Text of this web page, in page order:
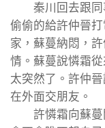
秦川回去跟同
偷偷的給許仲晉
家，蘇蔓納悶，
情。蘇蔓說憐霜
太突然了。許仲
在外面交朋友。
許憐霜向蘇蔓